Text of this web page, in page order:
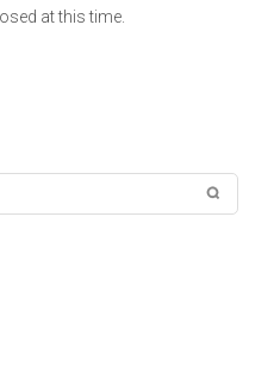
at this time.